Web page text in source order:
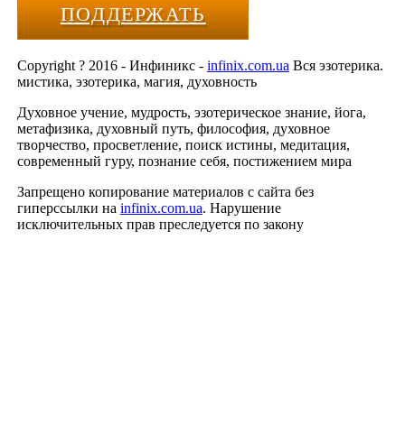
ПОДДЕРЖАТЬ
Copyright ? 2016 - Инфиникс - infinix.com.uaВся эзотерика.
мистика, эзотерика, магия, духовность
Духовное учение, мудрость, эзотерическое знание, йога,
метафизика, духовный путь, философия, духовное
творчество, просветление, поиск истины, медитация,
современный гуру, познание себя, постижением мира
Запрещено копирование материалов с сайта без
гиперссылки на infinix.com.ua. Нарушение
исключительных прав преследуется по закону